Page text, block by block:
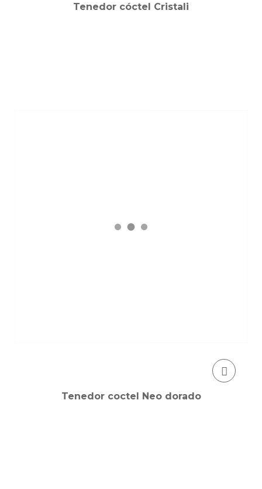
Tenedor cóctel Cristali
Tenedor coctel Neo dorado